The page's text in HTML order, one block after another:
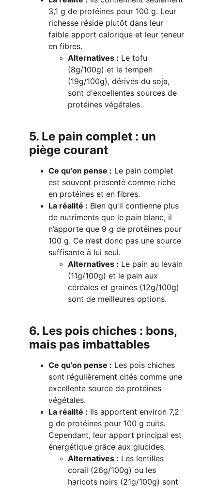
3,1 g de protéines pour 100 g. Leur
richesse réside plutôt dans leur
faible apport calorique et leur teneur
en fibres.
Alternatives : Le tofu
(8g/100g) et le tempeh
(19g/100g), dérivés du soja,
sont d'excellentes sources de
protéines végétales.
5. Le pain complet : un
piège courant
Ce qu’on pense : Le pain complet
est souvent présenté comme riche
en protéines et en fibres.
La réalité : Bien qu'il contienne plus
de nutriments que le pain blanc, il
n’apporte que 9 g de protéines pour
100 g. Ce n’est donc pas une source
suffisante à lui seul.
Alternatives : Le pain au levain
(11g/100g) et le pain aux
céréales et graines (12g/100g)
sont de meilleures options.
6. Les pois chiches : bons,
mais pas imbattables
Ce qu’on pense : Les pois chiches
sont régulièrement cités comme une
excellente source de protéines
végétales.
La réalité : Ils apportent environ 7,2
g de protéines pour 100 g cuits.
Cependant, leur apport principal est
énergétique grâce aux glucides.
Alternatives : Les lentilles
corail (26g/100g) ou les
haricots noirs (21g/100g) sont